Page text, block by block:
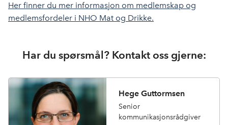
Her finner du mer informasjon om medlemskap og
medlemsfordeler i NHO Mat og Drikke.
Har du spørsmål? Kontakt oss gjerne:
Hege Guttormsen
Senior
kommunikasjonsrådgiver